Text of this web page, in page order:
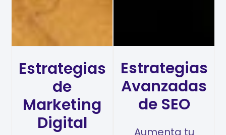
Estrategias
de
Marketing
Digital
Estrategias
Avanzadas
de SEO
Aumenta tu